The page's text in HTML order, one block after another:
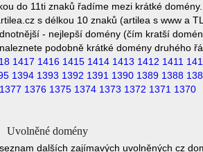
do 11ti znaků řadíme mezi krátké domény.
s délkou 10 znaků (artilea s www a
- nejlepší domény (čím kratší
podobně krátké domény druhého
1417 1416 1415 1414 1413 1412 1411
1394 1393 1392 1391 1390 1389 1388
1377 1376 1375 1374 1373 1372 1371 1370
Uvolněné domény
dalších zajímavých uvolněných cz